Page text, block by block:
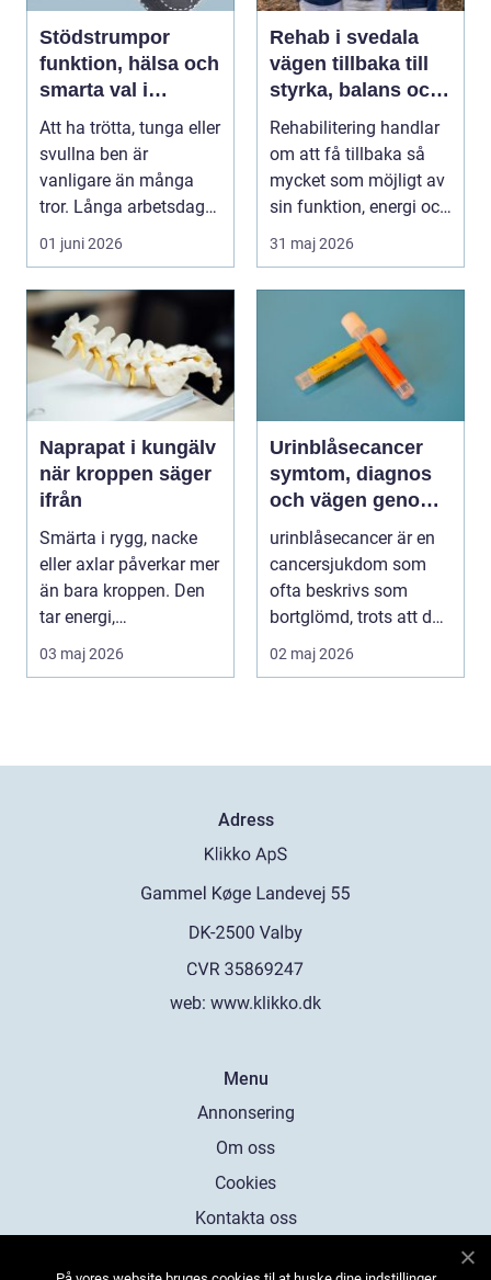
Stödstrumpor
funktion, hälsa och
smarta val i
vardagen
Att ha trötta, tunga eller
svullna ben är
vanligare än många
tror. Långa arbetsdagar
på hårda golv, ...
01 juni 2026
Rehab i svedala
vägen tillbaka till
styrka, balans och
vardag
Rehabilitering handlar
om att få tillbaka så
mycket som möjligt av
sin funktion, energi och
trygghet...
31 maj 2026
Naprapat i kungälv
när kroppen säger
ifrån
Smärta i rygg, nacke
eller axlar påverkar mer
än bara kroppen. Den
tar energi,
koncentration och lus...
03 maj 2026
Urinblåsecancer
symtom, diagnos
och vägen genom
vården
urinblåsecancer är en
cancersjukdom som
ofta beskrivs som
bortglömd, trots att den
drabbar många var...
02 maj 2026
Adress
web: www.klikko.dk
Menu
Annonsering
Om oss
Cookies
Kontakta oss